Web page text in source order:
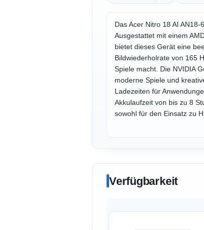
Das Acer Nitro 18 AI
Ausgestattet mit einem
bietet dieses Gerät eine
Bildwiederholrate von 165
Spiele macht. Die NVIDIA
moderne Spiele und
Ladezeiten für
Akkulaufzeit von bis zu 8
sowohl für den Einsatz zu
Verfügbarkeit